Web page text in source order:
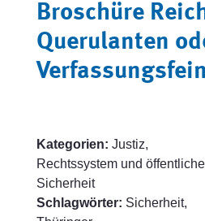
Broschüre
Querulanten
Kategorien: Justiz,
Rechtssystem und öffentliche
Sicherheit
Schlagwörter: Sicherheit,